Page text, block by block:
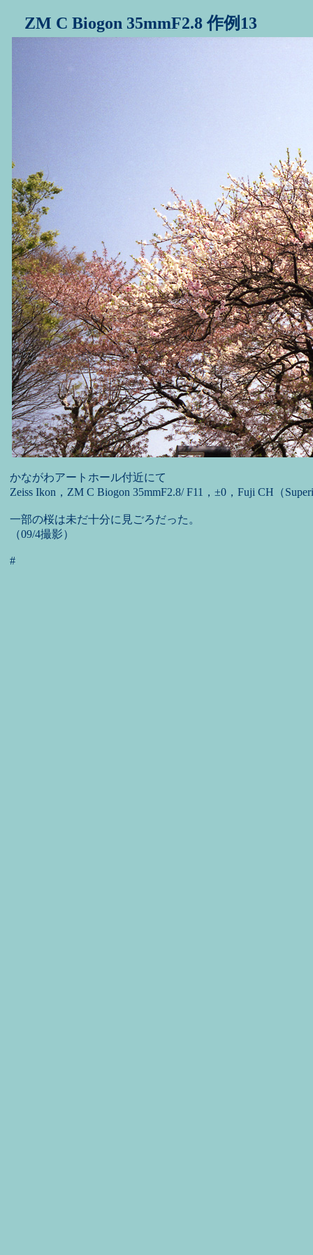
ZM C Biogon 35mmF2.8 作例13
かながわアートホール付近にて
Zeiss Ikon，ZM C Biogon 35mmF2.8/ F11，±0，Fuji CH（
一部の桜は未だ十分に見ごろだった。
（09/4撮影）
#